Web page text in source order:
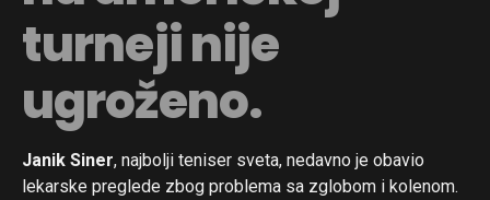
turneji nije
ugroženo.
Janik Siner, najbolji teniser sveta, nedavno je obavio
lekarske preglede zbog problema sa zglobom i kolenom.